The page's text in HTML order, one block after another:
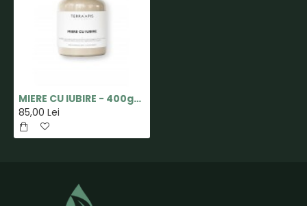
MIERE CU IUBIRE - 400gr - TERRA APIS
85,00 Lei